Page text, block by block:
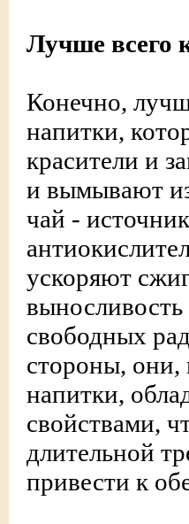
Лучше всего
Конечно,
напитки,
красители и
и вымывают
чай -
ускоряют
свободных
стороны, они,
напитки,
свойствами,
длительной
привести к